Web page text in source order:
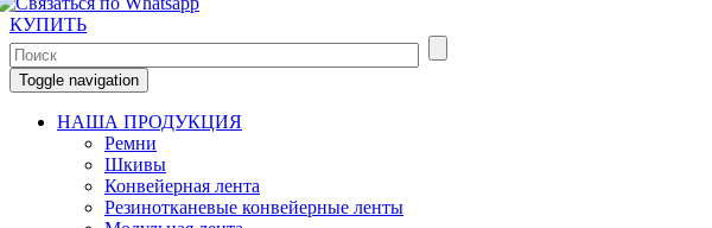
КУПИТЬ
Toggle navigation
НАША ПРОДУКЦИЯ
Ремни
Шкивы
Конвейерная лента
Резинотканевые конвейерные ленты